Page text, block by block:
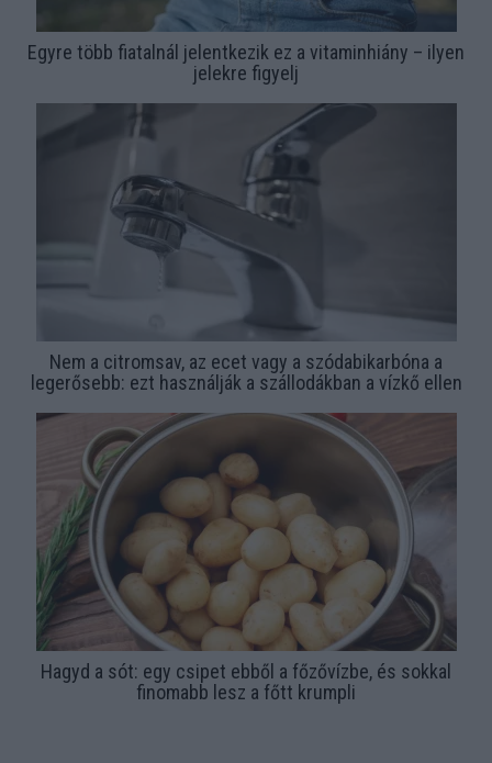
Egyre több fiatalnál jelentkezik ez a vitaminhiány – ilyen
jelekre figyelj
Nem a citromsav, az ecet vagy a szódabikarbóna a
legerősebb: ezt használják a szállodákban a vízkő ellen
Hagyd a sót: egy csipet ebből a főzővízbe, és sokkal
finomabb lesz a főtt krumpli